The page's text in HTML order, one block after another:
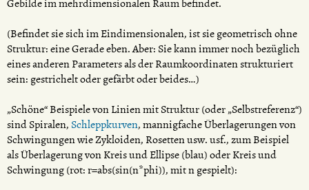
Gebilde im mehrdimensionalen Raum befindet.
(Befindet sie sich im Eindimensionalen, ist sie geometrisch ohne
Struktur: eine Gerade eben. Aber: Sie kann immer noch bezüglich
eines anderen Parameters als der Raumkoordinaten strukturiert
sein: gestrichelt oder gefärbt oder beides…)
„Schöne“ Beispiele von Linien mit Struktur (oder „Selbstreferenz“)
sind Spiralen, Schleppkurven, mannigfache Überlagerungen von
Schwingungen wie Zykloiden, Rosetten usw. usf., zum Beispiel
als Überlagerung von Kreis und Ellipse (blau) oder Kreis und
Schwingung (rot: r=abs(sin(n*phi)), mit n gespielt):